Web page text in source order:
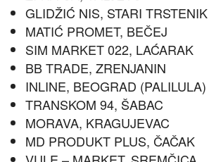
GLIDŽIĆ NIS, STARI TRSTENIK
MATIĆ PROMET, BEČEJ
SIM MARKET 022, LAĆARAK
BB TRADE, ZRENJANIN
INLINE, BEOGRAD (PALILULA)
TRANSKOM 94, ŠABAC
MORAVA, KRAGUJEVAC
MD PRODUKT PLUS, ČAČAK